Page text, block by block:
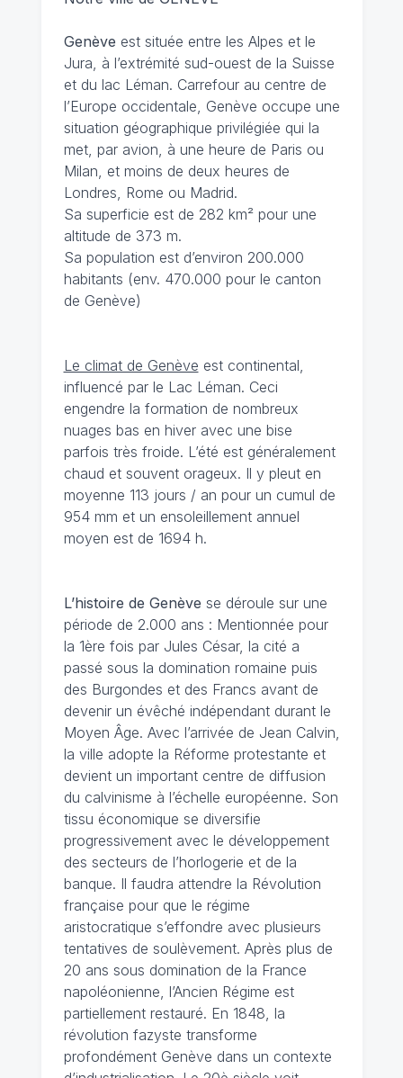
Genève est située entre les Alpes et le
Jura, à l’extrémité sud-ouest de la Suisse
et du lac Léman. Carrefour au centre de
l’Europe occidentale, Genève occupe une
situation géographique privilégiée qui la
met, par avion, à une heure de Paris ou
Milan, et moins de deux heures de
Londres, Rome ou Madrid.
Sa superficie est de 282 km² pour une
altitude de 373 m.
Sa population est d’environ 200.000
habitants (env. 470.000 pour le canton
de Genève)
Le climat de Genève est continental,
influencé par le Lac Léman. Ceci
engendre la formation de nombreux
nuages bas en hiver avec une bise
parfois très froide. L’été est généralement
chaud et souvent orageux. Il y pleut en
moyenne 113 jours / an pour un cumul de
954 mm et un ensoleillement annuel
moyen est de 1694 h.
L’histoire de Genève se déroule sur une
période de 2.000 ans : Mentionnée pour
la 1ère fois par Jules César, la cité a
passé sous la domination romaine puis
des Burgondes et des Francs avant de
devenir un évêché indépendant durant le
Moyen Âge. Avec l’arrivée de Jean Calvin,
la ville adopte la Réforme protestante et
devient un important centre de diffusion
du calvinisme à l’échelle européenne. Son
tissu économique se diversifie
progressivement avec le développement
des secteurs de l’horlogerie et de la
banque. Il faudra attendre la Révolution
française pour que le régime
aristocratique s’effondre avec plusieurs
tentatives de soulèvement. Après plus de
20 ans sous domination de la France
napoléonienne, l’Ancien Régime est
partiellement restauré. En 1848, la
révolution fazyste transforme
profondément Genève dans un contexte